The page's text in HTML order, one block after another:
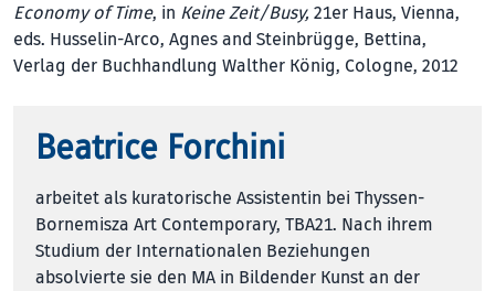
Economy of Time, in Keine Zeit/Busy, 21er Haus, Vienna,
eds. Husselin-Arco, Agnes and Steinbrügge, Bettina,
Verlag der Buchhandlung Walther König, Cologne, 2012
Beatrice Forchini
arbeitet als kuratorische Assistentin bei Thyssen-
Bornemisza Art Contemporary, TBA21. Nach ihrem
Studium der Internationalen Beziehungen
absolvierte sie den MA in Bildender Kunst an der